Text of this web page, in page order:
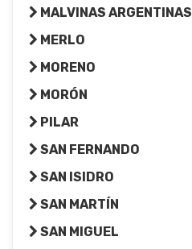
MALVINAS ARGENTINAS
MERLO
MORENO
MORÓN
PILAR
SAN FERNANDO
SAN ISIDRO
SAN MARTÍN
SAN MIGUEL